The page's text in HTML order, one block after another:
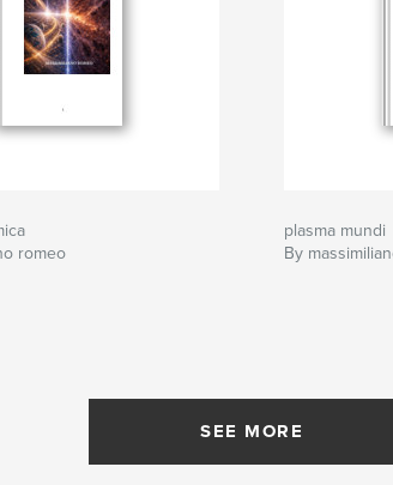
romeo
plasma mundi
By
SEE MORE